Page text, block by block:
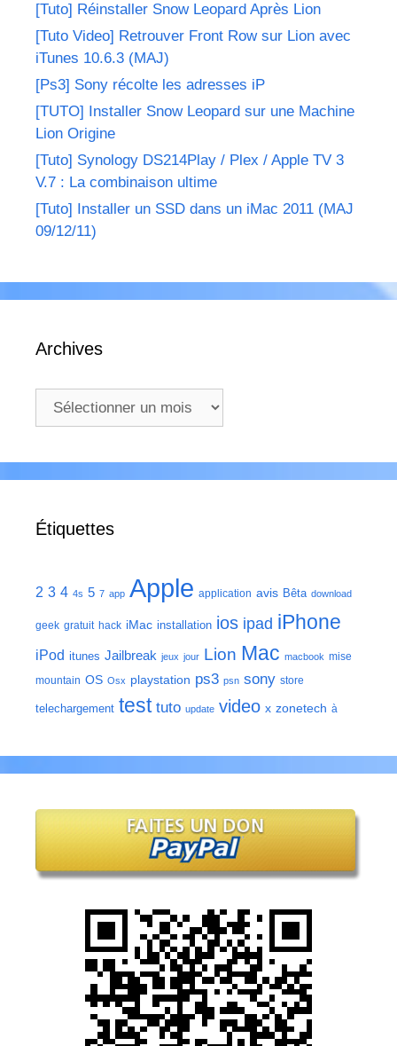
[Tuto] Réinstaller Snow Leopard Après Lion
[Tuto Video] Retrouver Front Row sur Lion avec
iTunes 10.6.3 (MAJ)
[Ps3] Sony récolte les adresses iP
[TUTO] Installer Snow Leopard sur une Machine
Lion Origine
[Tuto] Synology DS214Play / Plex / Apple TV 3
V.7 : La combinaison ultime
[Tuto] Installer un SSD dans un iMac 2011 (MAJ
09/12/11)
Archives
Archives
Étiquettes
2 3 4 4s 5 7 app Apple application avis Bêta download
geek gratuit hack iMac installation ios ipad iPhone
iPod itunes Jailbreak jeux jour Lion Mac macbook mise
mountain OS Osx playstation ps3 psn sony store
telechargement test tuto update video x zonetech à